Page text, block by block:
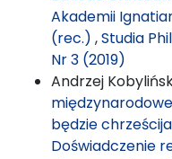
Akademii
(rec.) ,Studia
Nr 3 (2019)
Andrzej
będzie
Doświadczenie